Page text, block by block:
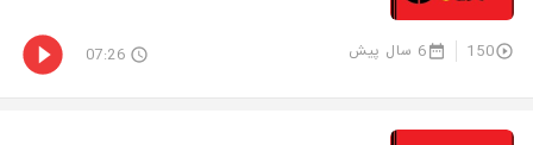
150 6 سال پیش 07:26